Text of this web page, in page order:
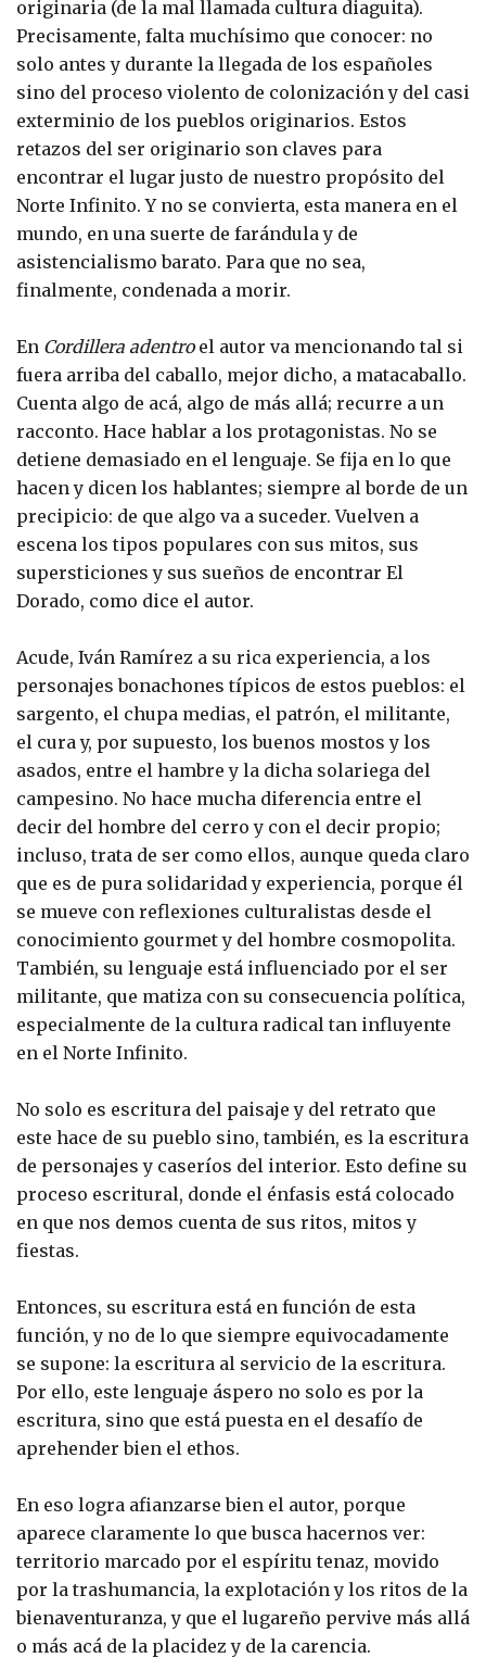
originaria (de la mal llamada cultura diaguita).
Precisamente, falta muchísimo que conocer: no
solo antes y durante la llegada de los españoles
sino del proceso violento de colonización y del casi
exterminio de los pueblos originarios. Estos
retazos del ser originario son claves para
encontrar el lugar justo de nuestro propósito del
Norte Infinito. Y no se convierta, esta manera en el
mundo, en una suerte de farándula y de
asistencialismo barato. Para que no sea,
finalmente, condenada a morir.
En Cordillera adentroel autor va mencionando tal si
fuera arriba del caballo, mejor dicho, a matacaballo.
Cuenta algo de acá, algo de más allá; recurre a un
racconto. Hace hablar a los protagonistas. No se
detiene demasiado en el lenguaje. Se fija en lo que
hacen y dicen los hablantes; siempre al borde de un
precipicio: de que algo va a suceder. Vuelven a
escena los tipos populares con sus mitos, sus
supersticiones y sus sueños de encontrar El
Dorado, como dice el autor.
Acude, Iván Ramírez a su rica experiencia, a los
personajes bonachones típicos de estos pueblos: el
sargento, el chupa medias, el patrón, el militante,
el cura y, por supuesto, los buenos mostos y los
asados, entre el hambre y la dicha solariega del
campesino. No hace mucha diferencia entre el
decir del hombre del cerro y con el decir propio;
incluso, trata de ser como ellos, aunque queda claro
que es de pura solidaridad y experiencia, porque él
se mueve con reflexiones culturalistas desde el
conocimiento gourmet y del hombre cosmopolita.
También, su lenguaje está influenciado por el ser
militante, que matiza con su consecuencia política,
especialmente de la cultura radical tan influyente
en el Norte Infinito.
No solo es escritura del paisaje y del retrato que
este hace de su pueblo sino, también, es la escritura
de personajes y caseríos del interior. Esto define su
proceso escritural, donde el énfasis está colocado
en que nos demos cuenta de sus ritos, mitos y
fiestas.
Entonces, su escritura está en función de esta
función, y no de lo que siempre equivocadamente
se supone: la escritura al servicio de la escritura.
Por ello, este lenguaje áspero no solo es por la
escritura, sino que está puesta en el desafío de
aprehender bien el ethos.
En eso logra afianzarse bien el autor, porque
aparece claramente lo que busca hacernos ver:
territorio marcado por el espíritu tenaz, movido
por la trashumancia, la explotación y los ritos de la
bienaventuranza, y que el lugareño pervive más allá
o más acá de la placidez y de la carencia.